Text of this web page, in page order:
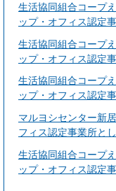
生活協同組合コープ
ップ・オフィス認定
生活協同組合コープ
ップ・オフィス認定
生活協同組合コープ
ップ・オフィス認定
マルヨシセンター新
フィス認定事業所と
生活協同組合コープ
ップ・オフィス認定